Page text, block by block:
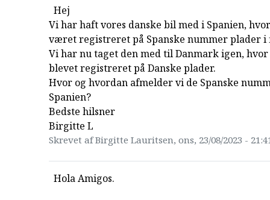
Hej
Vi har haft vores danske bil med i Spanien,
været registreret på Spanske nummer plader i
Vi har nu taget den med til Danmark igen,
blevet registreret på Danske plader.
Hvor og hvordan afmelder vi de Spanske
Spanien?
Bedste hilsner
Birgitte L
Skrevet af Birgitte Lauritsen, ons, 23/08/2023 -
Hola Amigos.